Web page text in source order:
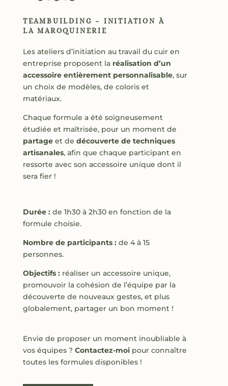
TEAMBUILDING – INITIATION À
LA MAROQUINERIE
Les ateliers d’initiation au travail du cuir en
entreprise proposent la réalisation d’un
accessoire entièrement personnalisable, sur
un choix de modèles, de coloris et
matériaux.
Chaque formule a été soigneusement
étudiée et maîtrisée, pour un moment de
partageet de découverte de techniques
artisanales, afin que chaque participant en
ressorte avec son accessoire unique dont il
sera fier !
Durée :de 1h30 à 2h30 en fonction de la
formule choisie.
Nombre de participants :de 4 à 15
personnes.
Objectifs :réaliser un accessoire unique,
promouvoir la cohésion de l’équipe par la
découverte de nouveaux gestes, et plus
globalement, partager un bon moment !
Envie de proposer un moment inoubliable à
vos équipes ? Contactez-moipour connaître
toutes les formules disponibles !